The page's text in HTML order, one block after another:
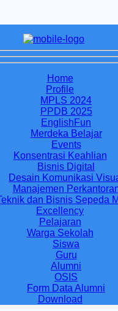
Home
Profile
MPLS 2024
PPDB 2025
EnglishFun
Merdeka Belajar
Events
Konsentrasi Keahlian
Bisnis Digital
Desain Komunikasi
Manajemen
dan Bisnis Sepeda
Excellency
Pelajaran
Warga Sekolah
Siswa
Guru
Alumni
OSIS
Form Data Alumni
Download